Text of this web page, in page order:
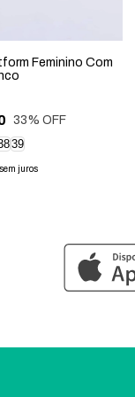
Feminino Com
33% OFF
39
sem juros